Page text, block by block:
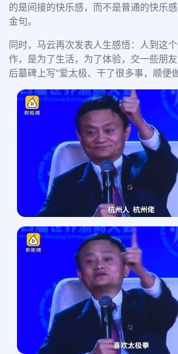
的是间接的快乐感，而不是普通的快乐
金句。
同时，马云再次发表人生感悟：人到这
作，是为了生活，为了体验，交一些朋
后墓碑上写“爱太极、干了很多事，顺便